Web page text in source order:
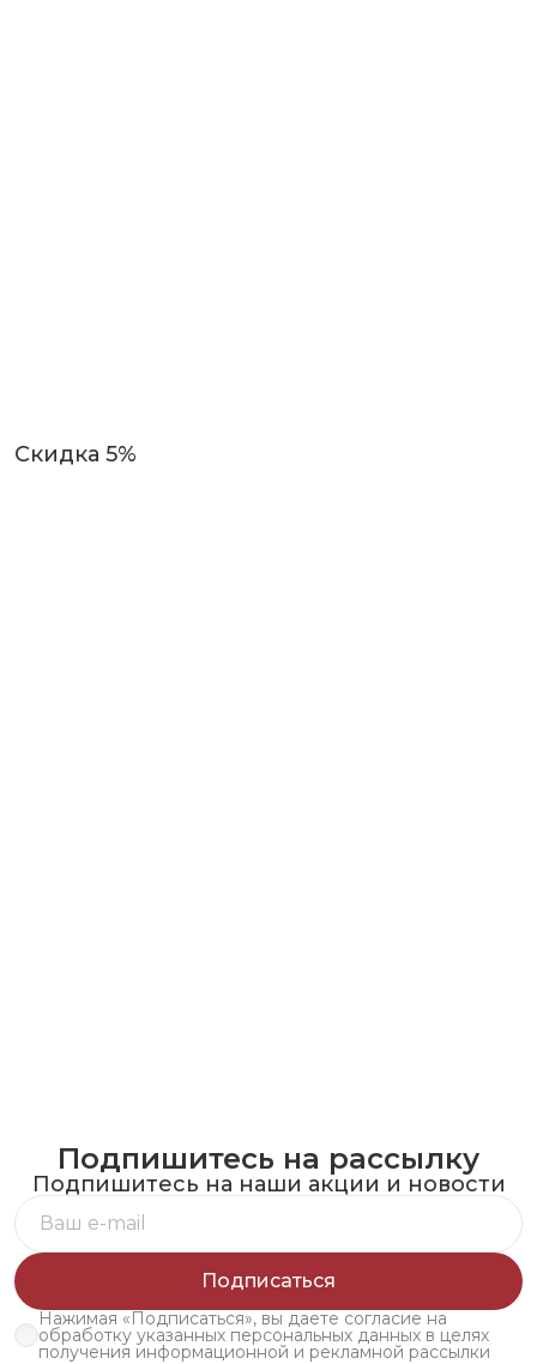
Скидка 5%
Подпишитесь на рассылку
Подпишитесь на наши акции и новости
Подписаться
Нажимая «Подписаться», вы даете согласие на
обработку указанных персональных данных в целях
получения информационной и рекламной рассылки